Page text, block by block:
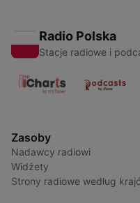
Radio Polska
Stacje radiowe i
Zasoby
Nadawcy radiowi
Widżety
Strony radiowe według